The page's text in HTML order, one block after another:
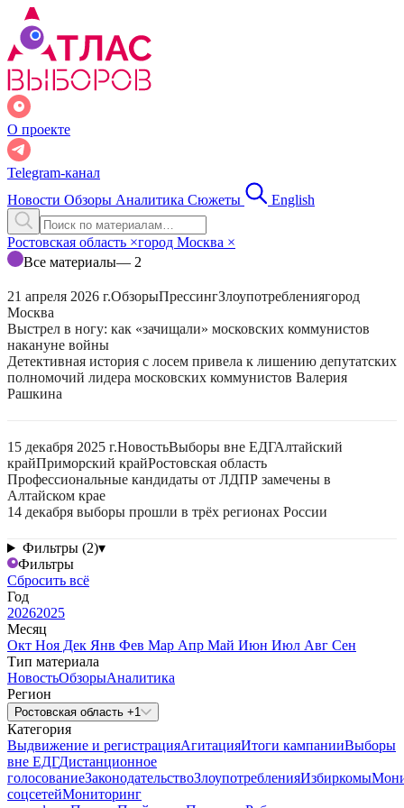
О проекте
Telegram-канал
Новости Обзоры Аналитика Сюжеты English
Ростовская область ×город Москва ×
Все материалы— 2
21 апреля 2026 г.ОбзорыПрессингЗлоупотреблениягород
Москва
Выстрел в ногу: как «зачищали» московских коммунистов
накануне войны
Детективная история с лосем привела к лишению депутатских
полномочий лидера московских коммунистов Валерия
Рашкина
15 декабря 2025 г.НовостьВыборы вне ЕДГАлтайский
крайПриморский крайРостовская область
Профессиональные кандидаты от ЛДПР замечены в
Алтайском крае
14 декабря выборы прошли в трёх регионах России
Фильтры (2)▾
Фильтры
Сбросить всё
Год
20262025
Месяц
Окт Ноя Дек Янв Фев Мар Апр Май Июн Июл Авг Сен
Тип материала
НовостьОбзорыАналитика
Регион
Ростовская область +1
Категория
Выдвижение и регистрацияАгитацияИтоги кампанииВыборы
вне ЕДГДистанционное
голосованиеЗаконодательствоЗлоупотребленияИзбиркомы
соцсетейМониторинг